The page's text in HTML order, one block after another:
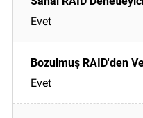
Evet
Evet